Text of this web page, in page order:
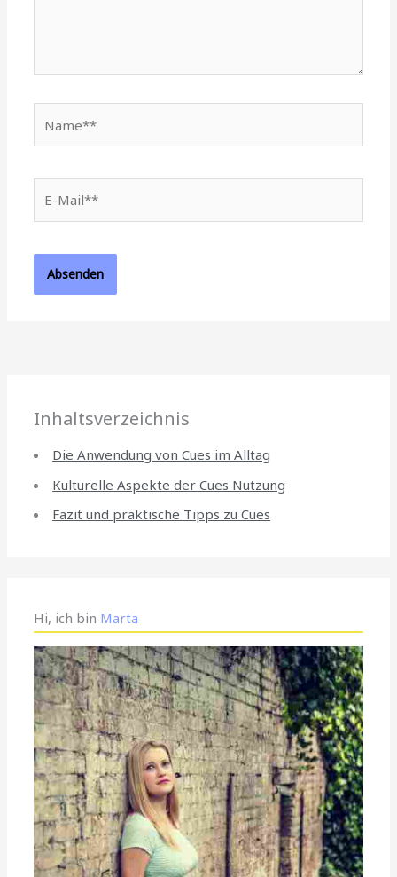
Mail**
Inhaltsverzeichnis
Die Anwendung von Cues im Alltag
Kulturelle Aspekte der Cues Nutzung
Fazit und praktische Tipps zu Cues
Hi, ich bin Marta